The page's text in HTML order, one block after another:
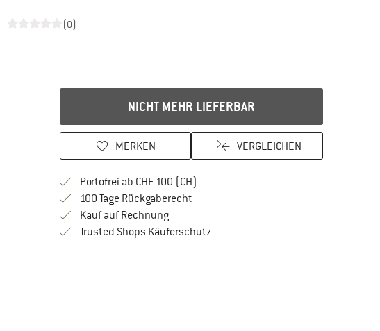
(0)
NICHT MEHR LIEFERBAR
MERKEN VERGLEICHEN
Portofrei ab CHF 100 (CH)
100 Tage RückgaberechtGehe hier zu den Rückgabe-Richtlinien
Kauf auf RechnungFinde die Zahlungs-Infos hier! Öffnet sich in
Trusted Shops KäuferschutzFinde alle Infos hier!